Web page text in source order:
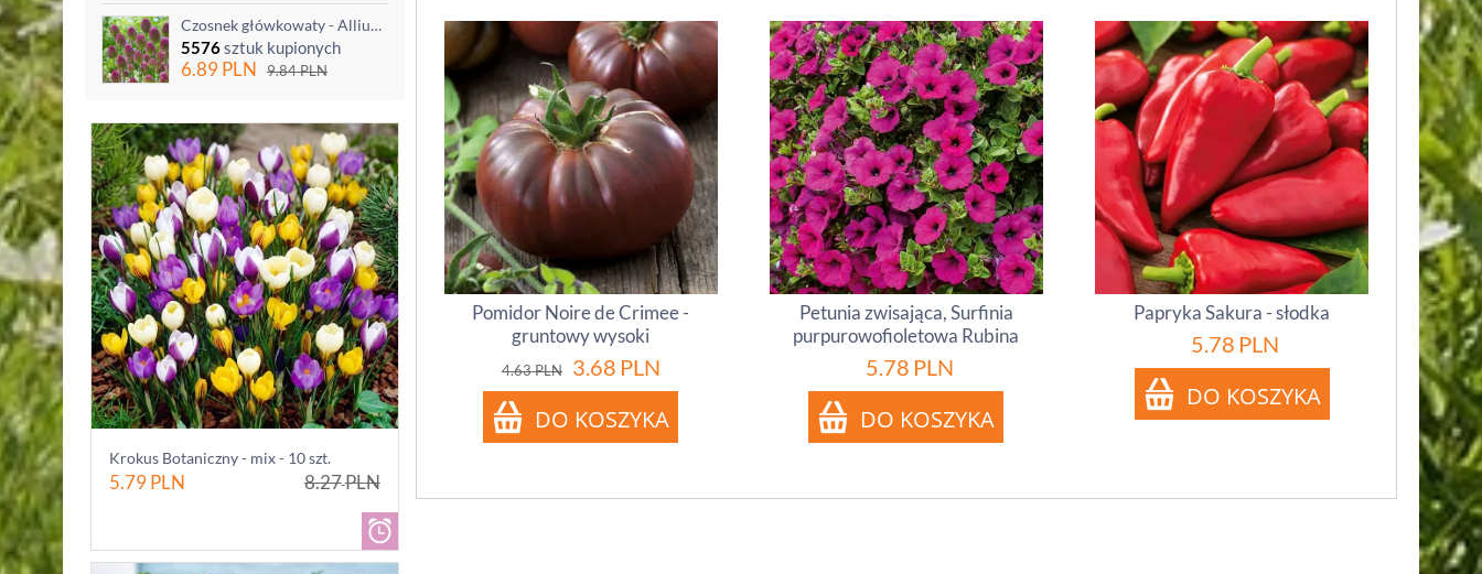
Czosnek główkowaty - Allium sphaerocephalon - 20 szt.
5576sztuk kupionych
6.89PLN 9.84PLN
Krokus Botaniczny - mix - 10 szt.
5.79PLN 8.27PLN
Pomidor Noire de Crimee -
gruntowy wysoki
4.63PLN 3.68 PLN
Petunia zwisająca, Surfinia
purpurowofioletowa Rubina
5.78 PLN
Papryka Sakura - słodka
5.78 PLN